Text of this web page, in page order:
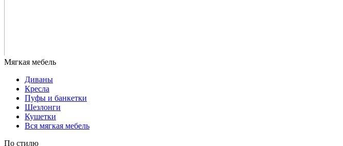
Диваны
Кресла
Пуфы и банкетки
Шезлонги
Кушетки